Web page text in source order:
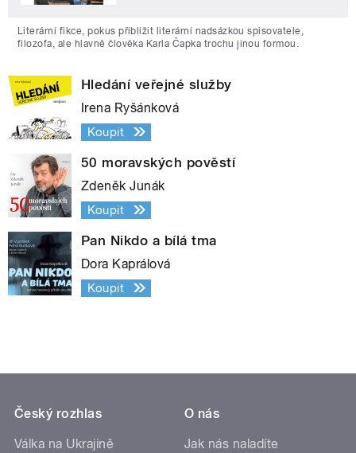
Literární fikce, pokus přiblížit literární nadsázkou spisovatele,
filozofa, ale hlavně člověka Karla Čapka trochu jinou formou.
Hledání veřejné služby
Irena Ryšánková
Koupit
50 moravských pověstí
Zdeněk Junák
Koupit
Pan Nikdo a bílá tma
Dora Kaprálová
Koupit
Český rozhlas
Válka na Ukrajině
O nás
Jak nás naladíte